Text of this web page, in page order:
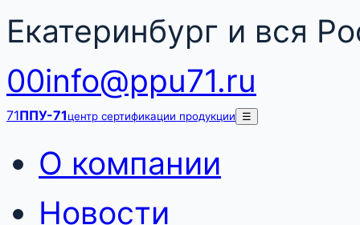
Екатеринбург и вся
00info@ppu71.ru
71ППУ-71центр сертификации продукции ☰
О компании
Новости